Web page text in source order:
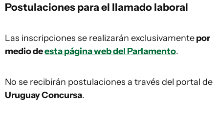
Postulaciones para el llamado laboral
Las inscripciones se realizarán exclusivamentepor
medio deesta página web del Parlamento.
No se recibirán postulaciones a través del portal de
Uruguay Concursa.